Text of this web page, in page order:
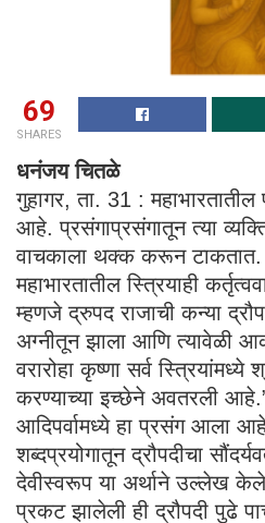
69
SHARES
धनंजय चितळे
गुहागर, ता. 31 :
आहे. प्रसंगाप्रसंगातून त्या
वाचकाला थक्क करून टाकतात.
महाभारतातील स्त्रियाही
म्हणजे द्रुपद राजाची कन्या
अग्नीतून झाला आणि त्यावेळी
वरारोहा कृष्णा सर्व स्त्रियांमध्ये
करण्याच्या इच्छेने अवतरली आहे.”
आदिपर्वामध्ये हा प्रसंग आला आहे.
शब्दप्रयोगातून द्रौपदीचा
देवीस्वरूप या अर्थाने उल्लेख
प्रकट झालेली ही द्रौपदी पुढे